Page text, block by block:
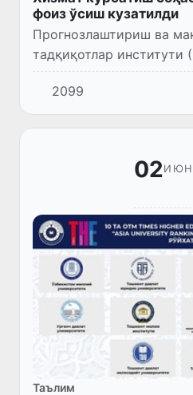
фоиз ўсиш кузатилди
Прогнозлаштириш ва
тадқиқотлар
мутахассислари
жорий йилнинг I
соҳасида рўй берган
2099
02ИЮН
Таълим